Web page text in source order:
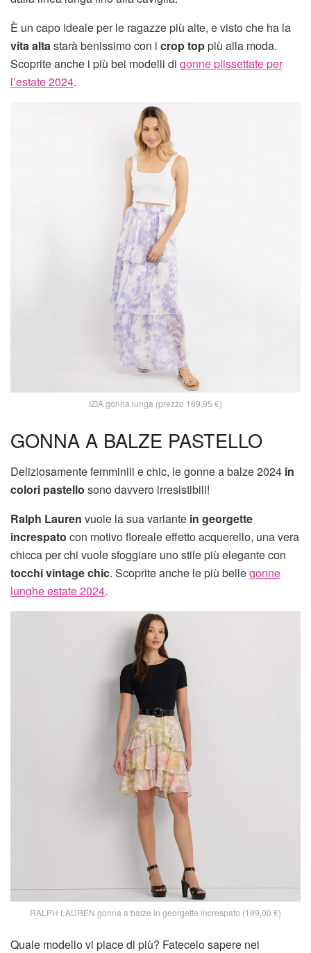
È un capo ideale per le ragazze più alte, e visto che ha la
vita altastarà benissimo con i crop toppiù alla moda.
Scoprite anche i più bei modelli di gonne plissettate per
l’estate 2024.
IZIA gonna lunga (prezzo 189,95 €)
GONNA A BALZE PASTELLO
Deliziosamente femminili e chic, le gonne a balze 2024 in
colori pastello sono davvero irresistibili!
Ralph Lauren vuole la sua variante in georgette
increspato con motivo floreale effetto acquerello, una vera
chicca per chi vuole sfoggiare uno stile più elegante con
tocchi vintage chic. Scoprite anche le più bellegonne
lunghe estate 2024.
RALPH LAUREN gonna a balze in georgette increspato (199,00 €)
Quale modello vi piace di più? Fatecelo sapere nei